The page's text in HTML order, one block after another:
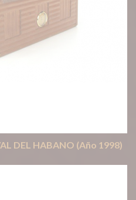
DEL HABANO (Año 1998)